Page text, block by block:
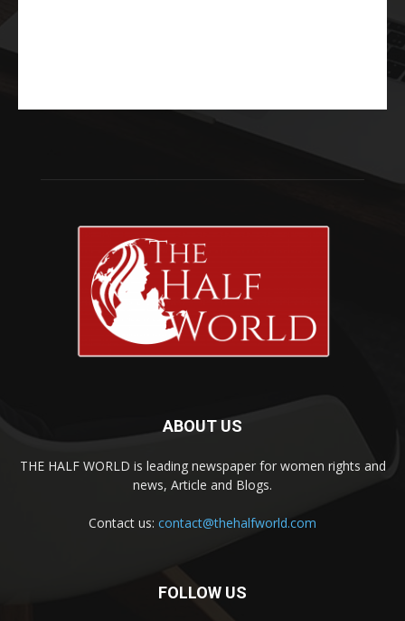
ABOUT US
THE HALF WORLD is leading newspaper for women rights and
news, Article and Blogs.
Contact us: contact@thehalfworld.com
FOLLOW US